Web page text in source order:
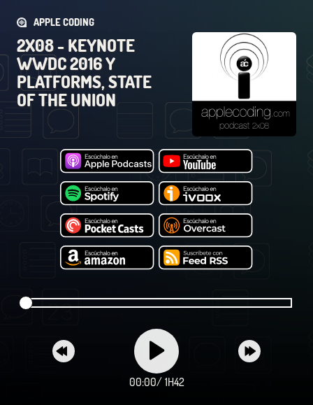
APPLE CODING
2X08 - KEYNOTE
WWDC 2016 Y
PLATFORMS, STATE
OF THE UNION
00:00/ 1H42